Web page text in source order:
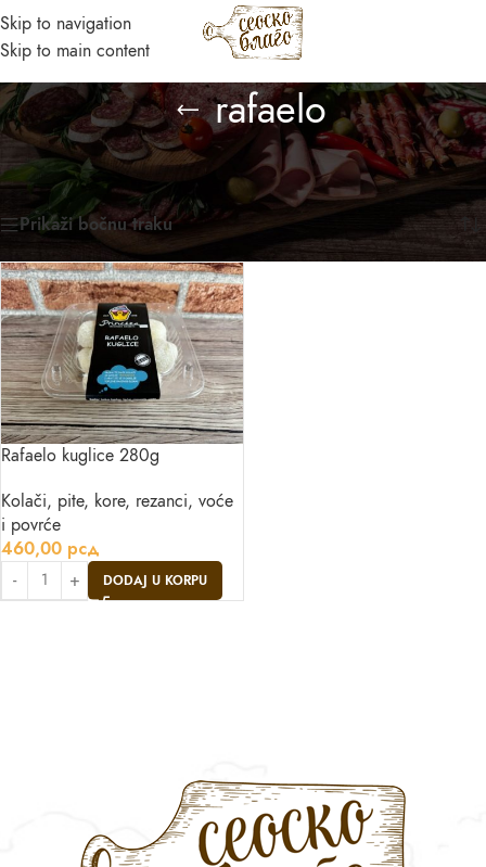
Skip to navigation
Skip to main content
MENI
rafaelo
Početna/Prirodni domaći proizvodi /Proizvod označen „rafaelo“
Prikazan jedan rezultat
Prikaži bočnu traku
Rafaelo kuglice 280g
Kolači, pite, kore, rezanci, voće
i povrće
460,00 рсд
DODAJ U KORPU
Asistent
● Dostupan — Seosko blago